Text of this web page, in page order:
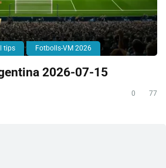
tips Fotbolls-VM 2026
2026-07-15
0 77